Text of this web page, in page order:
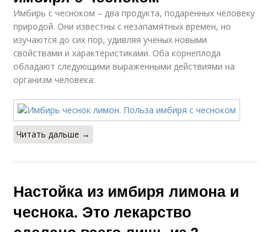
Имбирь с чесноком – два продукта, подаренных человеку
природой. Они известны с незапамятных времен, но
изучаются до сих пор, удивляя ученых новыми
свойствами и характеристиками. Оба корнеплода
обладают следующими выраженными действиями на
организм человека:
Читать дальше →
Настойка из имбиря лимона и
чеснока. Это лекарство